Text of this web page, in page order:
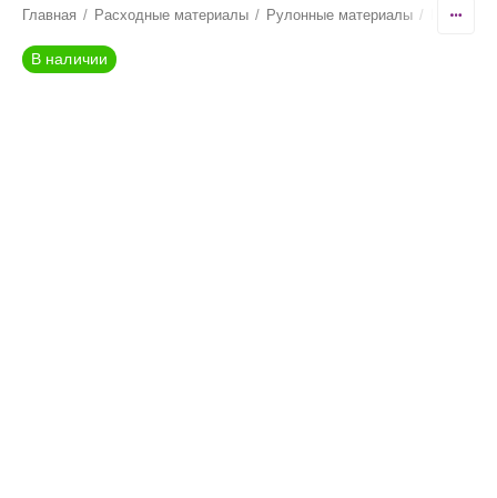
Главная / Расходные материалы / Рулонные материалы /
В наличии